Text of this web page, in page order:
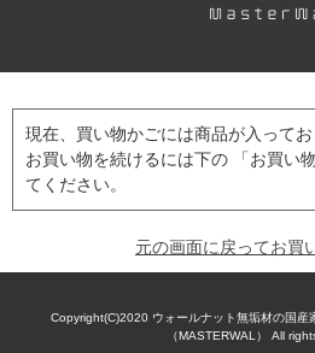
現在、買い物かごには商品が入ってお
お買い物を続けるには下の 「お買い
てください。
元の画面に戻ってお買
Copyright(C)2020 ウォールナット無垢材の国産
（MASTERWAL） All